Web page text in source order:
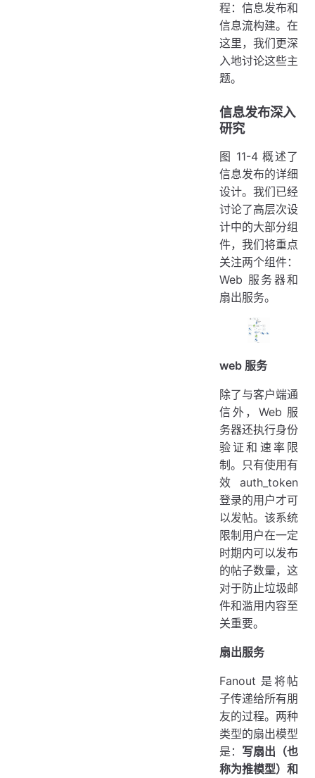
程：信息发布和
信息流构建。在
这里，我们更深
入地讨论这些主
题。
信息发布深入
研究
图 11-4 概述了
信息发布的详细
设计。我们已经
讨论了高层次设
计中的大部分组
件，我们将重点
关注两个组件：
Web 服务器和
扇出服务。
web 服务
除了与客户端通
信外，Web 服
务器还执行身份
验证和速率限
制。只有使用有
效 auth_token
登录的用户才可
以发帖。该系统
限制用户在一定
时期内可以发布
的帖子数量，这
对于防止垃圾邮
件和滥用内容至
关重要。
扇出服务
Fanout 是将帖
子传递给所有朋
友的过程。两种
类型的扇出模型
是： 写扇出（也
称为推模型）和